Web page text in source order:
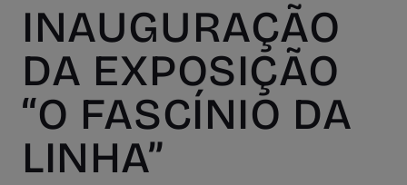
INAUGURAÇÃO
DA EXPOSIÇÃO
“O FASCÍNIO DA
LINHA”